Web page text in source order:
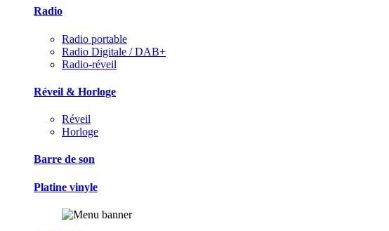
Radio
Radio portable
Radio Digitale / DAB+
Radio-réveil
Réveil & Horloge
Réveil
Horloge
Barre de son
Platine vinyle